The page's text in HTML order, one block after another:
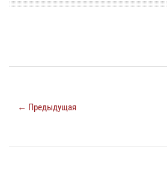
← Предыдущая